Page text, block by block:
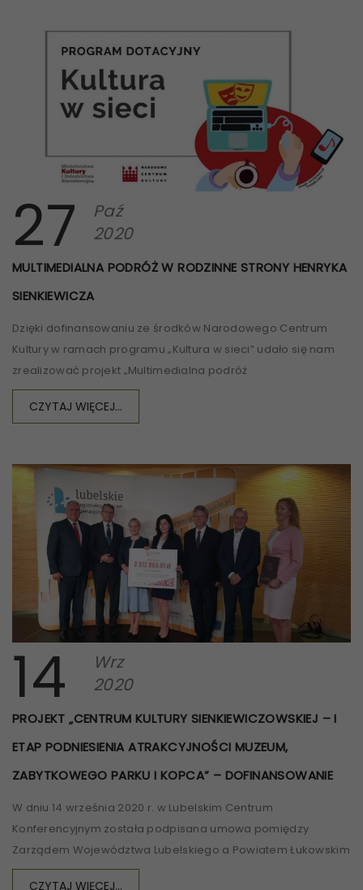
27
Paź
2020
MULTIMEDIALNA PODRÓŻ W RODZINNE STRONY HENRYKA
SIENKIEWICZA
Dzięki dofinansowaniu ze środków Narodowego Centrum
Kultury w ramach programu „Kultura w sieci” udało się nam
zrealizować projekt „Multimedialna podróż
CZYTAJ WIĘCEJ...
14
Wrz
2020
PROJEKT „CENTRUM KULTURY SIENKIEWICZOWSKIEJ – I
ETAP PODNIESIENIA ATRAKCYJNOŚCI MUZEUM,
ZABYTKOWEGO PARKU I KOPCA” – DOFINANSOWANIE
W dniu 14 września 2020 r. w Lubelskim Centrum
Konferencyjnym została podpisana umowa pomiędzy
Zarządem Województwa Lubelskiego a Powiatem Łukowskim
CZYTAJ WIĘCEJ...